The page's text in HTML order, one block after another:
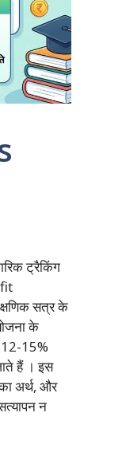
ट्रैकिंग
सत्र के
के
12-15%
हैं । इस
अर्थ, और
न